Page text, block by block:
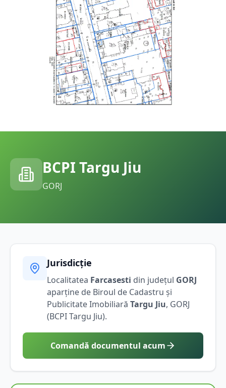
BCPI Targu Jiu
GORJ
Jurisdicție
Localitatea Farcasesti din județul GORJ
aparține de Biroul de Cadastru și
Publicitate Imobiliară Targu Jiu, GORJ
(BCPITargu Jiu).
Comandă documentul acum